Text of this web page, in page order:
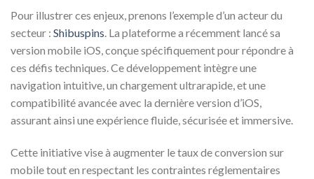
Pour illustrer ces enjeux, prenons l’exemple d’un acteur du
secteur : Shibuspins. La plateforme a récemment lancé sa
version mobile iOS, conçue spécifiquement pour répondre à
ces défis techniques. Ce développement intègre une
navigation intuitive, un chargement ultrarapide, et une
compatibilité avancée avec la dernière version d’iOS,
assurant ainsi une expérience fluide, sécurisée et immersive.
Cette initiative vise à augmenter le taux de conversion sur
mobile tout en respectant les contraintes réglementaires